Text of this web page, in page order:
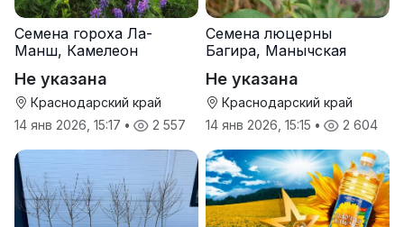
Семена гороха Ла-
Манш, Камелеон
Не указана
Краснодарский край
14 янв 2026, 15:17 • 2 557
Семена люцерны
Багира, Манычская
Не указана
Краснодарский край
14 янв 2026, 15:15 • 2 604